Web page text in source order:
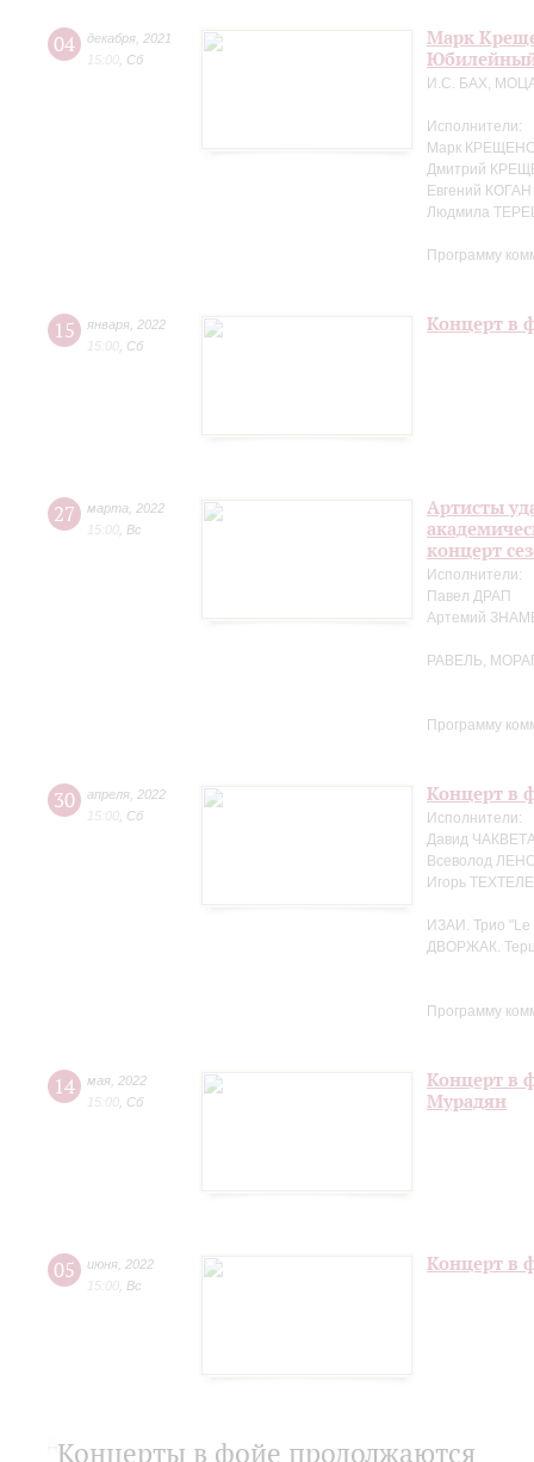
04 декабря 2021
15:00 Сб
Марк
И.С. БАХ,
Исполнители:
Марк
Дмитрий
Евгений
Людмила
Программу
15 января 2022
15:00 Сб
Концерт в
27 марта
2022
15:00 Вс
Артисты
концерт
Исполнители:
Павел ДРАП
Артемий
РАВЕЛЬ,
Программу
30 апреля 2022
15:00 Сб
Концерт в
Исполнители:
Давид
Всеволод
Игорь
ИЗАИ. Трио "Le
ДВОРЖАК.
Программу
14 мая 2022
15:00 Сб
Концерт в
Мурадян
05 июня 2022
15:00 Вс
Концерт в
Концерты в фойе продолжаются